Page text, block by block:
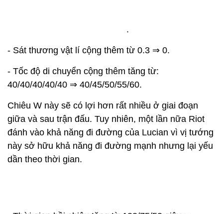
.
- Sát thương vật lí cộng thêm từ 0.3 ⇒ 0.
- Tốc độ di chuyển cộng thêm tăng từ:
40/40/40/40/40 ⇒ 40/45/50/55/60.
Chiêu W này sẽ có lợi hơn rất nhiều ở giai đoạn
giữa và sau trận đấu. Tuy nhiên, một lần nữa Riot
đánh vào khả năng đi đường của Lucian vì vị tướng
này sở hữu khả năng đi đường mạnh nhưng lại yếu
dần theo thời gian.